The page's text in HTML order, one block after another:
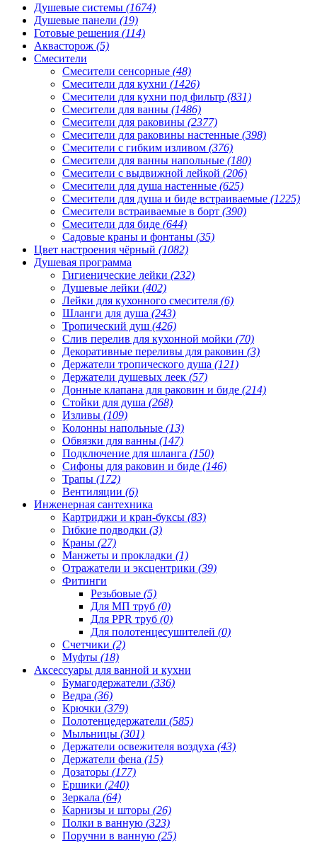
Душевые системы (1674)
Душевые панели (19)
Готовые решения (114)
Аквасторож (5)
Смесители
Смесители сенсорные (48)
Смесители для кухни (1426)
Смесители для кухни под фильтр (831)
Смесители для ванны (1486)
Смесители для раковины (2377)
Смесители для раковины настенные (398)
Смесители с гибким изливом (376)
Смесители для ванны напольные (180)
Смесители с выдвижной лейкой (206)
Смесители для душа настенные (625)
Смесители для душа и биде встраиваемые (1225)
Смесители встраиваемые в борт (390)
Смесители для биде (644)
Садовые краны и фонтаны (35)
Цвет настроения чёрный (1082)
Душевая программа
Гигиенические лейки (232)
Душевые лейки (402)
Лейки для кухонного смесителя (6)
Шланги для душа (243)
Тропический душ (426)
Слив перелив для кухонной мойки (70)
Декоративные переливы для раковин (3)
Держатели тропического душа (121)
Держатели душевых леек (57)
Донные клапана для раковин и биде (214)
Стойки для душа (268)
Изливы (109)
Колонны напольные (13)
Обвязки для ванны (147)
Подключение для шланга (150)
Сифоны для раковин и биде (146)
Трапы (172)
Вентиляции (6)
Инженерная сантехника
Картриджи и кран-буксы (83)
Гибкие подводки (3)
Краны (27)
Манжеты и прокладки (1)
Отражатели и эксцентрики (39)
Фитинги
Резьбовые (5)
Для МП труб (0)
Для PPR труб (0)
Для полотенцесушителей (0)
Счетчики (2)
Муфты (18)
Аксессуары для ванной и кухни
Бумагодержатели (336)
Ведра (36)
Крючки (379)
Полотенцедержатели (585)
Мыльницы (301)
Держатели освежителя воздуха (43)
Держатели фена (15)
Дозаторы (177)
Ершики (240)
Зеркала (64)
Карнизы и шторы (26)
Полки в ванную (323)
Поручни в ванную (25)